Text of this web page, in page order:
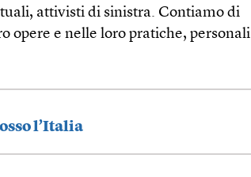
attivisti di sinistra. Contiamo di
opere e nelle loro pratiche, personali
l’Italia